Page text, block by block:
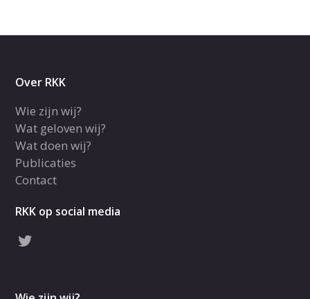
Over RKK
Wie zijn wij?
Wat geloven wij?
Wat doen wij?
Publicaties
Contact
RKK op social media